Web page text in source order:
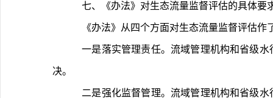
七、《办法》对生态流量监督评估的具体要
《办法》从四个方面对生态流量监督评估作
	一是落实管理责任。流域管理机构和省级水行政主管部门应加强河湖生态流量管理，严格落实生态流量管理责任。重大问题及时提请省级总河长、省级河长湖长协调解
决。